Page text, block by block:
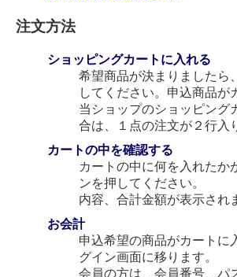
注文方法
ショッピングカートに入れる
希望商品が決まりましたら
してください。申込商品が
当ショップのショッピング
合は、１点の注文が２行入
カートの中を確認する
カートの中に何を入れたか
ンを押してください。
内容、合計金額が表示され
お会計
申込希望の商品がカートに
グイン画面に移ります。
会員の方は、会員番号、パ